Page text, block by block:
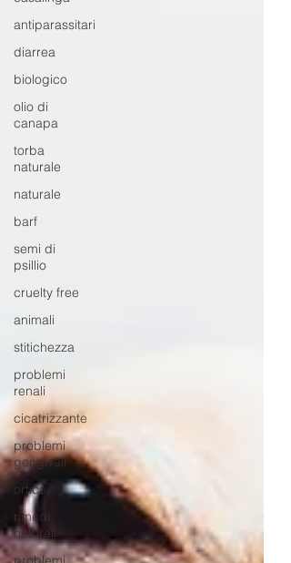
antiparassitari
diarrea
biologico
olio di
canapa
torba
naturale
naturale
barf
semi di
psillio
cruelty free
animali
stitichezza
problemi
renali
cicatrizzante
problemi
gengivali
ortica
rimedi
naturali